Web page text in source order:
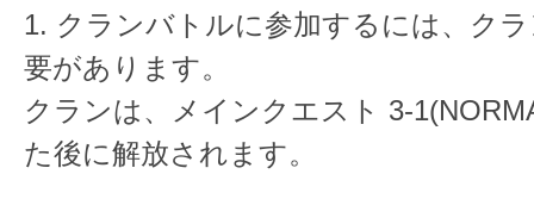
1. クランバトルに参加するには、ク
要があります。
クランは、メインクエスト 3-
た後に解放されます。